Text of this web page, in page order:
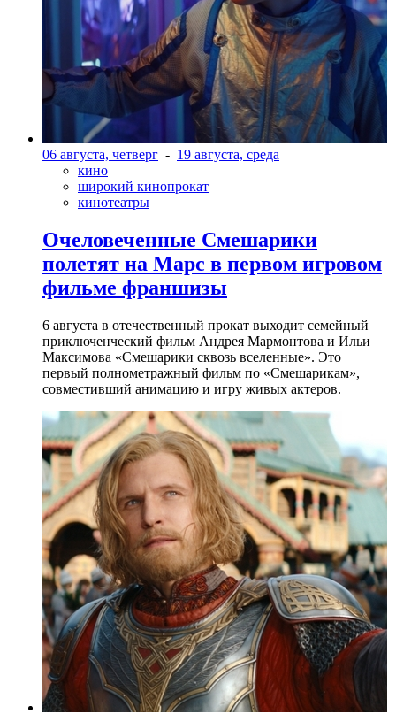
06 августа, четверг - 19 августа, среда
кино
широкий кинопрокат
кинотеатры
Очеловеченные Смешарики
полетят на Марс в первом игровом
фильме франшизы
6 августа в отечественный прокат выходит семейный
приключенческий фильм Андрея Мармонтова и Ильи
Максимова «Смешарики сквозь вселенные». Это
первый полнометражный фильм по «Смешарикам»,
совместивший анимацию и игру живых актеров.